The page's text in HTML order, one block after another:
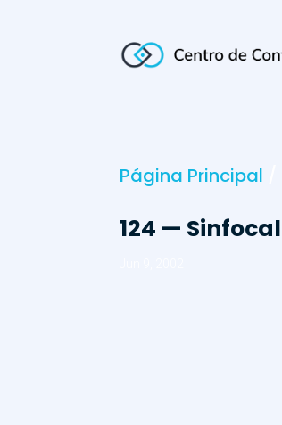
Página Principal
124 —